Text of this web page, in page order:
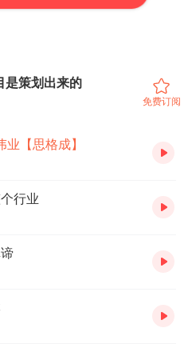
是策划出来的
免费订阅
【思格成】
行业